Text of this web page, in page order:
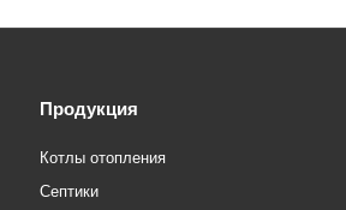
Продукция
Котлы отопления
Септики